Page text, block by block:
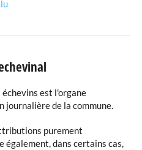
est l'organe
de la commune.
purement
également, dans certains cas,